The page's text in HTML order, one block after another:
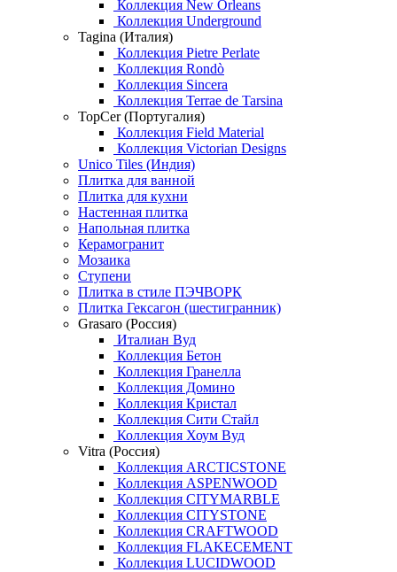
Коллекция New Orleans
Коллекция Underground
Tagina (Италия)
Коллекция Pietre Perlate
Коллекция Rondò
Коллекция Sincera
Коллекция Terrae de Tarsina
TopCer (Португалия)
Коллекция Field Material
Коллекция Victorian Designs
Unico Tiles (Индия)
Плитка для ванной
Плитка для кухни
Настенная плитка
Напольная плитка
Керамогранит
Мозаика
Ступени
Плитка в стиле ПЭЧВОРК
Плитка Гексагон (шестигранник)
Grasaro (Россия)
Италиан Вуд
Коллекция Бетон
Коллекция Гранелла
Коллекция Домино
Коллекция Кристал
Коллекция Сити Стайл
Коллекция Хоум Вуд
Vitra (Россия)
Коллекция ARCTICSTONE
Коллекция ASPENWOOD
Коллекция CITYMARBLE
Коллекция CITYSTONE
Коллекция CRAFTWOOD
Коллекция FLAKECEMENT
Коллекция LUCIDWOOD